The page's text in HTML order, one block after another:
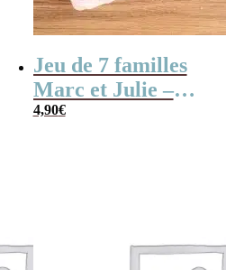
Jeu de 7 familles
Marc et Julie –
Les meilleures
4,90€